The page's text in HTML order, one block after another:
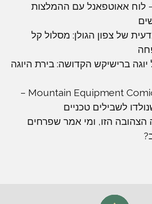
לוח אאוטפאנל עם ההמלצות
של צפון הגולן: מסלול קל
יוגה ברישיקש הקדושה: בירת היוגה
מבחן שטח: Mountain Equipment Comici –
לשבילים טכניים
הצהובה הזו, ומי אמר שפרחים